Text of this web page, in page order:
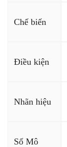
Chế biến
Điều kiện
Nhãn hiệu
Số Mô